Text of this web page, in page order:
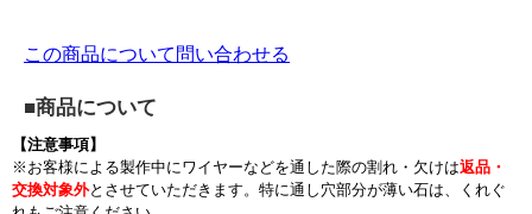
この商品について問い合わせる
■商品について
【注意事項】
※お客様による製作中にワイヤーなどを通した際の割れ・欠けは返品・
交換対象外とさせていただきます。特に通し穴部分が薄い石は、くれぐ